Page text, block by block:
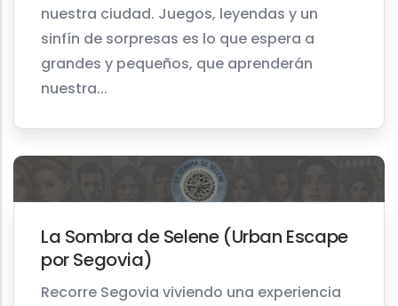
nuestra ciudad. Juegos, leyendas y un
sinfín de sorpresas es lo que espera a
grandes y pequeños, que aprenderán
nuestra...
La Sombra de Selene (Urban Escape
por Segovia)
Recorre Segovia viviendo una experiencia